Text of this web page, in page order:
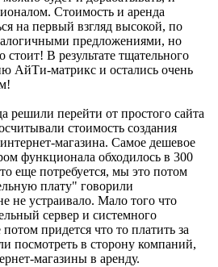
Стоимость и аренда
на первый взгляд высокой, по
предложениями, но
стоит! В результате тщательного
АйТи-матрикс и остались очень
решили перейти от простого сайта
стоимость создания
магазина. Самое дешевое
функционала обходилось в 300
еще потребуется, мы это потом
плату" говорили
не устраивало. Мало того что
сервер и системного
придется что то платить за
посмотреть в сторону компаний,
магазины в аренду.